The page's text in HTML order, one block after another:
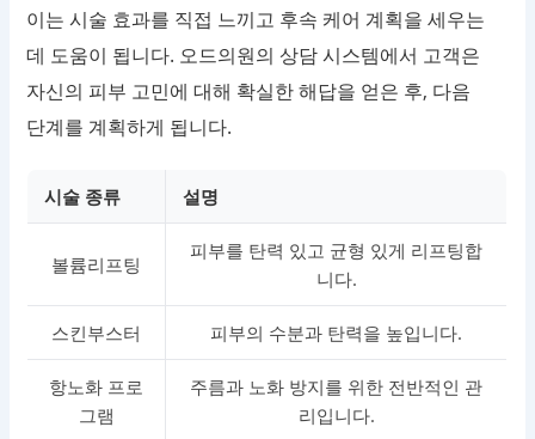
이는 시술 효과를 직접 느끼고 후속 케어 계획을 세우는
데 도움이 됩니다. 오드의원의 상담 시스템에서 고객은
자신의 피부 고민에 대해 확실한 해답을 얻은 후, 다음
단계를 계획하게 됩니다.
시술 종류 설명
볼륨리프팅
피부를 탄력 있고 균형 있게 리프팅합
니다.
스킨부스터 피부의 수분과 탄력을 높입니다.
항노화 프로
그램
주름과 노화 방지를 위한 전반적인 관
리입니다.